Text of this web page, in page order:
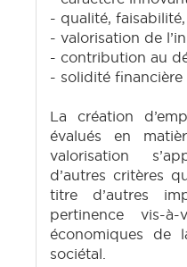
- qualité,
- valorisation de
- contribution au
- solidité financière
La création
évalués en
valorisation
d’autres critères
titre d’autres
pertinence vis-
économiques de
sociétal.